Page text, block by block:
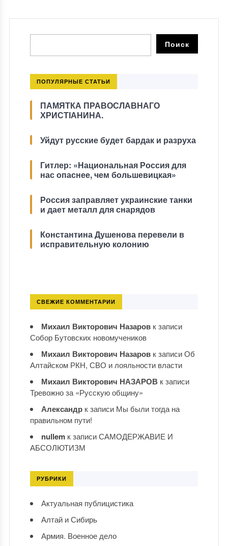
ПОПУЛЯРНЫЕ СТАТЬИ
ПАМЯТКА ПРАВОСЛАВНАГО
ХРИСТІАНИНА.
Уйдут русские будет бардак и разруха
Гитлер: «Национальная Россия для
нас опаснее, чем большевицкая»
Россия заправляет украинские танки
и дает металл для снарядов
Константина Душенова перевели в
исправительную колонию
СВЕЖИЕ КОММЕНТАРИИ
Михаил Викторович Назаровк записи
Собор Бутовских новомучеников
Михаил Викторович Назаровк записиОб
Алтайском РКН, СВО и лояльности власти
Михаил Викторович НАЗАРОВ к записи
Тревожно за «Русскую общину»
Александрк записи Мы были тогда на
правильном пути!
nullemк записиСАМОДЕРЖАВИЕ И
АБСОЛЮТИЗМ
РУБРИКИ
Актуальная публицистика
Алтай и Сибирь
Армия. Военное дело